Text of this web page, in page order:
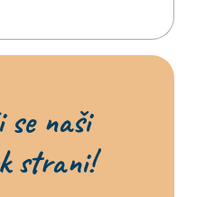
se naši
strani!